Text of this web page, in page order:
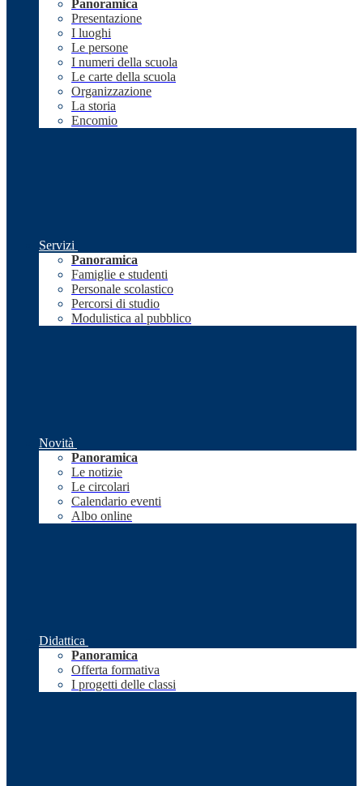
Panoramica
Presentazione
I luoghi
Le persone
I numeri della scuola
Le carte della scuola
Organizzazione
La storia
Encomio
Servizi
Panoramica
Famiglie e studenti
Personale scolastico
Percorsi di studio
Modulistica al pubblico
Novità
Panoramica
Le notizie
Le circolari
Calendario eventi
Albo online
Didattica
Panoramica
Offerta formativa
I progetti delle classi